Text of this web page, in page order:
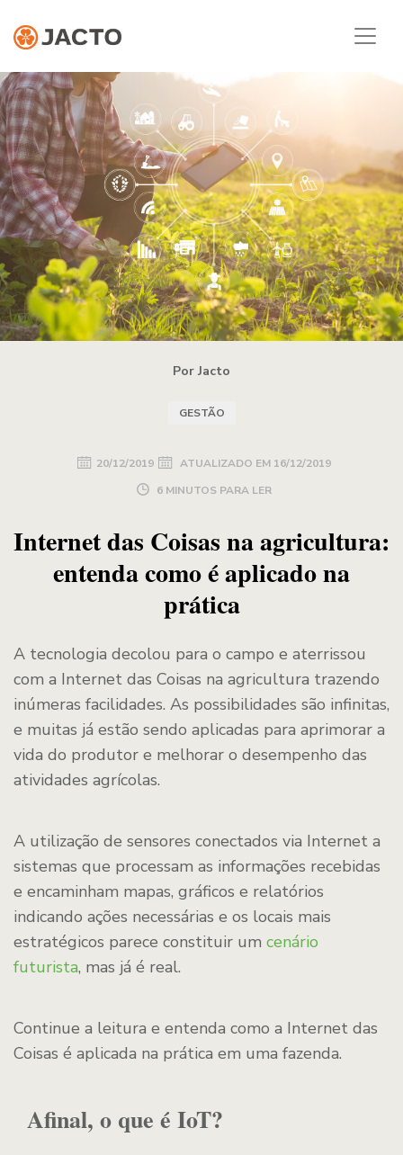
Por Jacto
GESTÃO
20/12/2019 ATUALIZADO EM 16/12/2019
6 MINUTOS PARA LER
Internet das Coisas na agricultura:
entenda como é aplicado na
prática
A tecnologia decolou para o campo e aterrissou
com a Internet das Coisas na agricultura trazendo
inúmeras facilidades. As possibilidades são infinitas,
e muitas já estão sendo aplicadas para aprimorar a
vida do produtor e melhorar o desempenho das
atividades agrícolas.
A utilização de sensores conectados via Internet a
sistemas que processam as informações recebidas
e encaminham mapas, gráficos e relatórios
indicando ações necessárias e os locais mais
estratégicos parece constituir um cenário
futurista, mas já é real.
Continue a leitura e entenda como a Internet das
Coisas é aplicada na prática em uma fazenda.
Afinal, o que é IoT?